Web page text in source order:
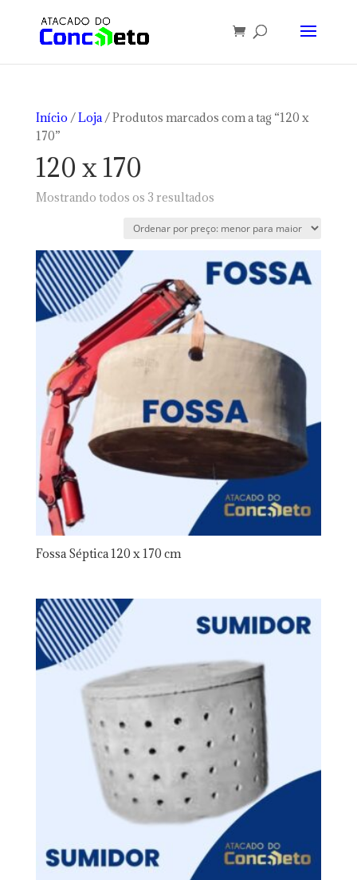
Início /Loja/ Produtos marcados com a tag “120 x
170”
120 x 170
Mostrando todos os 3 resultadosClassificado
preço:
baixo
para
alto
Fossa Séptica 120 x 170 cm